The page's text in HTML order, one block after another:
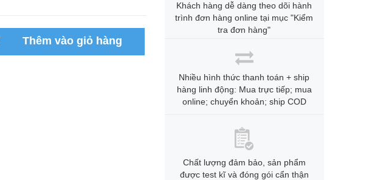
Thêm vào giỏ hàng
Khách hàng dễ dàng theo dõi hành
trình đơn hàng online tại mục "Kiểm
tra đơn hàng"
Nhiều hình thức thanh toán + ship
hàng linh động: Mua trực tiếp; mua
online; chuyển khoản; ship COD
Chất lượng đảm bảo, sản phẩm
được test kĩ và đóng gói cẩn thận